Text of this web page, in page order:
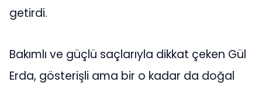
getirdi.
Bakımlı ve güçlü saçlarıyla dikkat çeken Gül
Erda, gösterişli ama bir o kadar da doğal